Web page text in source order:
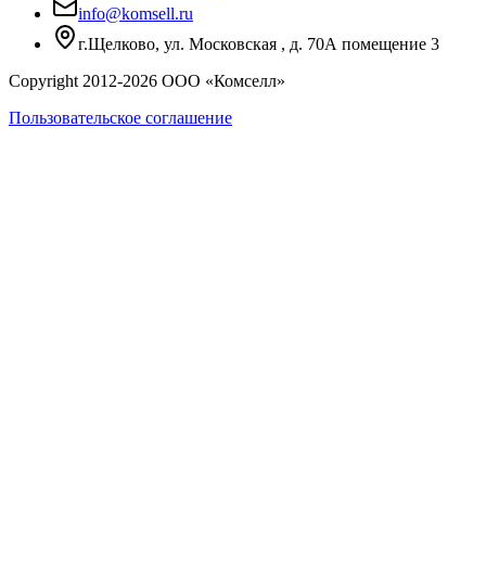
info@komsell.ru
г.Щелково, ул. Московская , д. 70А помещение 3
Copyright 2012-2026 ООО «Комселл»
Пользовательское соглашение